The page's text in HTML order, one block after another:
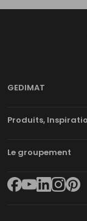
GEDIMAT
Produits,
Le groupement